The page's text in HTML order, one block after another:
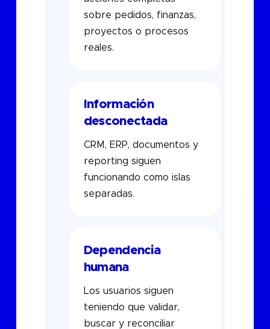
sobre pedidos, finanzas,
proyectos o procesos
reales.
Información
desconectada
CRM, ERP, documentos y
reporting siguen
funcionando como islas
separadas.
Dependencia
humana
Los usuarios siguen
teniendo que validar,
buscar y reconciliar